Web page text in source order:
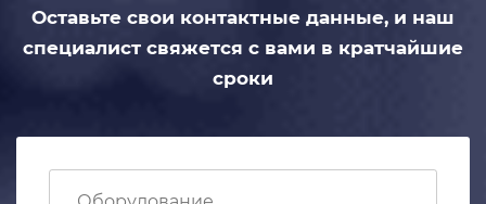
Оставьте свои контактные данные, и наш
специалист свяжется с вами в кратчайшие
сроки